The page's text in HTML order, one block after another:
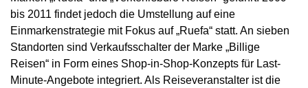
bis 2011 findet jedoch die Umstellung auf eine
Einmarkenstrategie mit Fokus auf „Ruefa“ statt. An sieben
Standorten sind Verkaufsschalter der Marke „Billige
Reisen“ in Form eines Shop-in-Shop-Konzepts für Last-
Minute-Angebote integriert. Als Reiseveranstalter ist die